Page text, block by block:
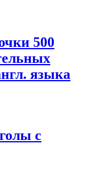
500
языка
с